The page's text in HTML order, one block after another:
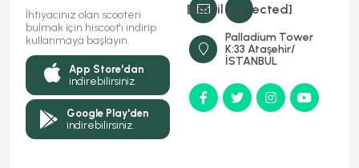
[email protected]
Palladium Tower
K:33 Ataşehir/
İSTANBUL
İhtiyacınız olan scooteri
bulmak için hiscoot'ı indirip
kullanmaya başlayın.
App Store'dan
indirebilirsiniz.
Google Play'den
indirebilirsiniz.